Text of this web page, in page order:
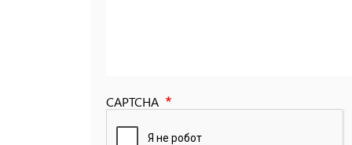
CAPTCHA